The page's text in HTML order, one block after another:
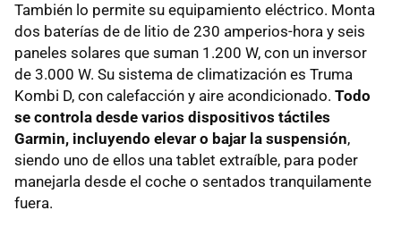
También lo permite su equipamiento eléctrico. Monta
dos baterías de de litio de 230 amperios-hora y seis
paneles solares que suman 1.200 W, con un inversor
de 3.000 W. Su sistema de climatización es Truma
Kombi D, con calefacción y aire acondicionado. Todo
se controla desde varios dispositivos táctiles
Garmin, incluyendo elevar o bajar la suspensión,
siendo uno de ellos una tablet extraíble, para poder
manejarla desde el coche o sentados tranquilamente
fuera.